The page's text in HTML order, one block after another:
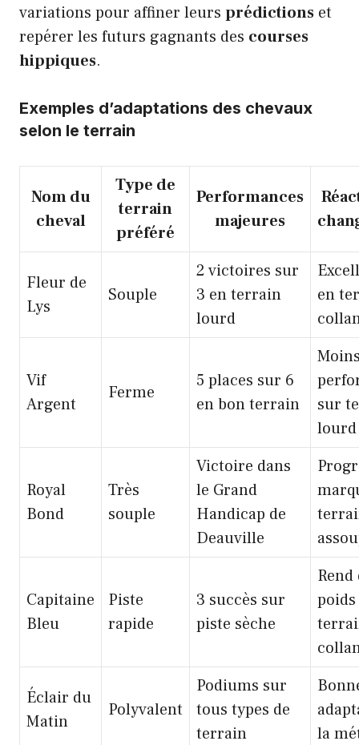
variations pour affiner leurs prédictions et
repérer les futurs gagnants des courses
hippiques.
Exemples d’adaptations des chevaux
selon le terrain
Nom du
cheval
Type de
terrain
préféré
Performances
majeures
Fleur de
Lys
Souple
2 victoires sur
3 en terrain
lourd
en
Vif
Argent
Ferme
5 places sur 6
en bon terrain
sur
lourd
Royal
Bond
Très
souple
Victoire dans
le Grand
Handicap de
Deauville
Capitaine
Bleu
Piste
rapide
3 succès sur
piste sèche
Rend
Éclair du
Matin
Polyvalent
Podiums sur
tous types de
terrain
la